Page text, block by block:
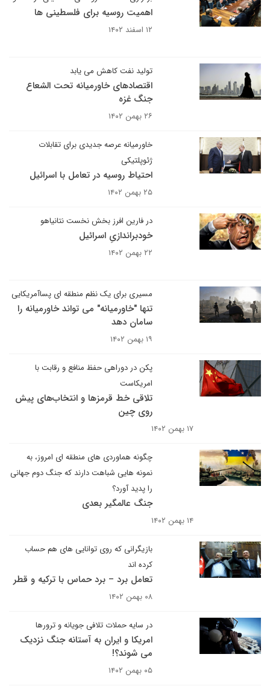
اهمیت روسیه برای فلسطینی ها
۱۲ اسفند ۱۴۰۲
تولید نفت کاهش می یابد
اقتصادهای خاورمیانه تحت الشعاع
جنگ غزه
۲۶ بهمن ۱۴۰۲
خاورمیانه عرصه جدیدی برای تقابلات
ژئوپلتیکی
احتیاط روسیه در تعامل با اسرائیل
۲۵ بهمن ۱۴۰۲
در فارین افرز بخش نخست نتانیاهو
خودبراندازیِ اسرائیل
۲۲ بهمن ۱۴۰۲
مسیری برای یک نظم منطقه ای پساآمریکایی
تنها "خاورمیانه" می تواند خاورمیانه را
سامان دهد
۱۹ بهمن ۱۴۰۲
پکن در دوراهی حفظ منافع و رقابت با
امریکاست
تلاقی خط قرمزها و انتخاب‌های پیش
روی چین
۱۷ بهمن ۱۴۰۲
چگونه هماوردی های منطقه ای امروز، به
نمونه هایی شباهت دارند که جنگ دوم جهانی
را پدید آورد؟
جنگ عالمگیر بعدی
۱۴ بهمن ۱۴۰۲
بازیگرانی که روی توانایی های هم حساب
کرده اند
تعامل برد – برد حماس با ترکیه و قطر
۰۸ بهمن ۱۴۰۲
در سایه حملات تلافی جویانه و ترورها
امریکا و ایران به آستانه جنگ نزدیک
می شوند؟!
۰۵ بهمن ۱۴۰۲